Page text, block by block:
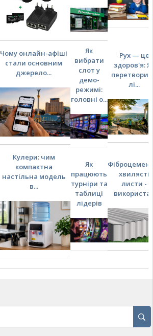
Чому онлайн-афіші
стали основним
джерело...
Як
вибрати
слот у
демо-
режимі:
головні о...
Рух — це
здоров'я:
лі...
Кулери: чим
компактна
настільна модель
в...
Як
працюють
турніри та
таблиці
лідерів
хвилясті
листи -